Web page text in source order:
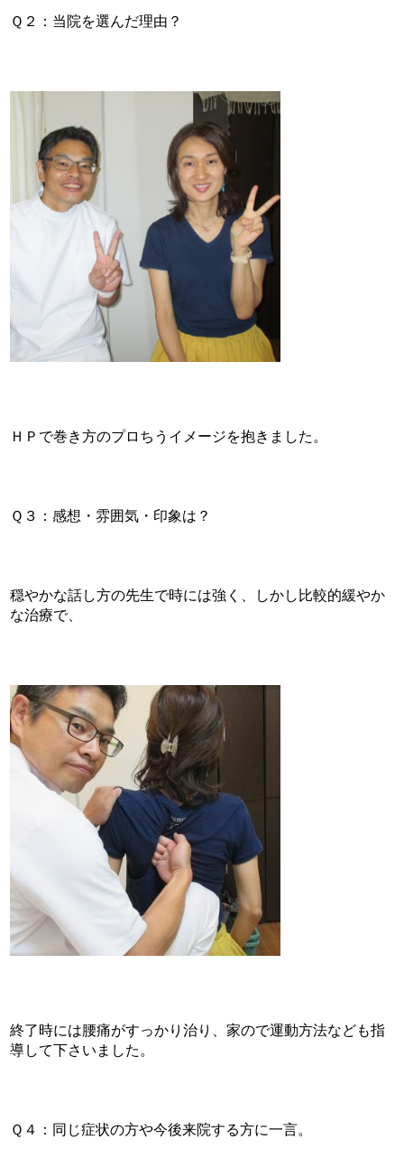
Ｑ２：当院を選んだ理由？
ＨＰで巻き方のプロちうイメージを抱きました。
Ｑ３：感想・雰囲気・印象は？
穏やかな話し方の先生で時には強く、しかし比較的緩やか
な治療で、
終了時には腰痛がすっかり治り、家ので運動方法なども指
導して下さいました。
Ｑ４：同じ症状の方や今後来院する方に一言。